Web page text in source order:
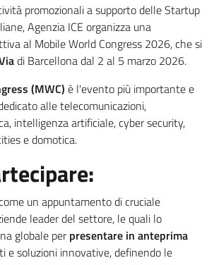
promozionali a supporto delle Startup
Agenzia ICE organizza una
al Mobile World Congress 2026, che si
di Barcellona dal 2 al 5 marzo 2026.
(MWC) è l'evento più importante e
alle telecomunicazioni,
intelligenza artificiale, cyber security,
e domotica.
un appuntamento di cruciale
leader del settore, le quali lo
globale perpresentare in anteprima
e soluzioni innovative, definendo le